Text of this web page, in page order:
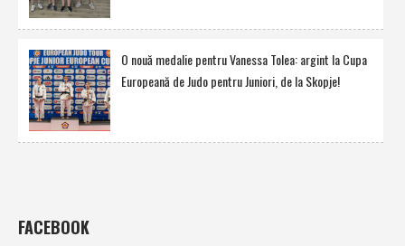
O nouă medalie pentru Vanessa Tolea: argint la Cupa
Europeană de Judo pentru Juniori, de la Skopje!
FACEBOOK